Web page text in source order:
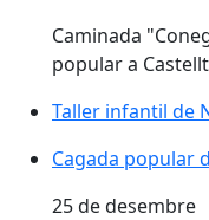
Caminada
popular a
Taller infantil de
Cagada popular
25 de desembre